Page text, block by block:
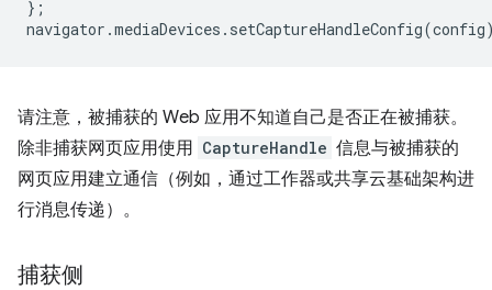
};
navigator .mediaDevices . setCaptureHandleConfig(config
请注意，被捕获的 Web 应用不知道自己是否正在被捕获。
除非捕获网页应用使用 CaptureHandle 信息与被捕获的
网页应用建立通信（例如，通过工作器或共享云基础架构进
行消息传递）。
捕获侧